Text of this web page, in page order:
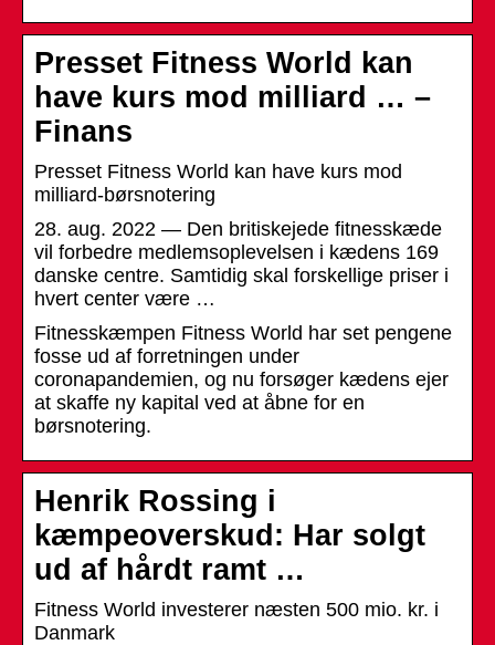
Presset Fitness World kan
have kurs mod milliard … –
Finans
Presset Fitness World kan have kurs mod
milliard-børsnotering
28. aug. 2022 — Den britiskejede fitnesskæde
vil forbedre medlemsoplevelsen i kædens 169
danske centre. Samtidig skal forskellige priser i
hvert center være …
Fitnesskæmpen Fitness World har set pengene
fosse ud af forretningen under
coronapandemien, og nu forsøger kædens ejer
at skaffe ny kapital ved at åbne for en
børsnotering.
Henrik Rossing i
kæmpeoverskud: Har solgt
ud af hårdt ramt …
Fitness World investerer næsten 500 mio. kr. i
Danmark